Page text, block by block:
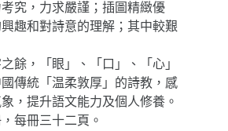
究，力求嚴謹；插圖精緻優
趣和對詩意的理解；其中較艱
餘，「眼」、「口」、「心」
傳統「温柔敦厚」的詩教，感
，提升語文能力及個人修養。
每冊三十二頁。